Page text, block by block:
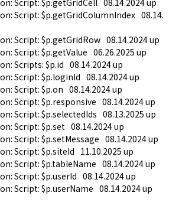
Script: $p.getGridColumnIndex 08.14.
Script: $p.getGridRow 08.14.2024 up
Script: $p.getValue 06.26.2025 up
Scripts: $p.id 08.14.2024 up
Script: $p.loginId 08.14.2024 up
Script: $p.on 08.14.2024 up
Script: $p.responsive 08.14.2024 up
Script: $p.selectedIds 08.13.2025 up
Script: $p.set 08.14.2024 up
Script: $p.setMessage 08.14.2024 up
Script: $p.siteId 11.10.2025 up
Script: $p.tableName 08.14.2024 up
Script: $p.userId 08.14.2024 up
Script: $p.userName 08.14.2024 up